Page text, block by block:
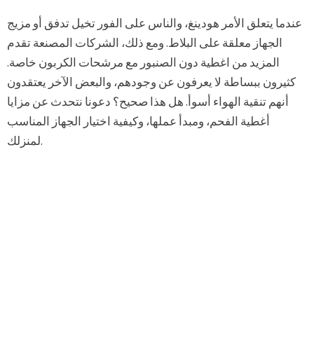
عندما يتعلق الأمر هودينغ، والناس على الفور تخيل تدفق أو مزيج
الجهاز معلقة على البلاط. ومع ذلك، الشركات المصنعة تقدم
المزيد من اغطية دون الصنبور مع مرشحات الكربون خاصة.
كثيرون ببساطة لا يعرفون عن وجودهم، والبعض الآخر يعتقدون
أنهم تنقية الهواء أسوأ. هل هذا صحيح؟ دعونا نتحدث عن مزايا
أغطية الفحم، ومبدأ عملها، وكيفية اختيار الجهاز المناسب
لمنزلك.